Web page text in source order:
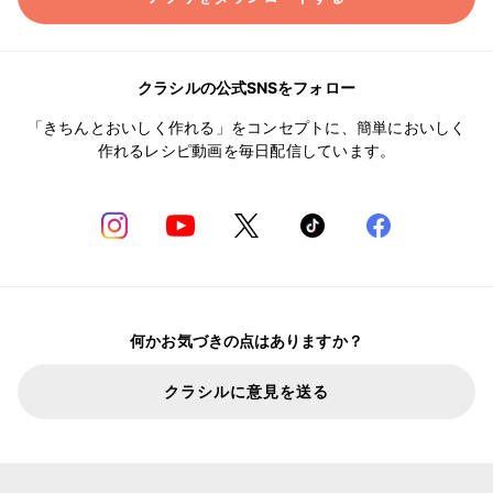
クラシルの公式SNSをフォロー
「きちんとおいしく作れる」をコンセプトに、簡単においしく
作れるレシピ動画を毎日配信しています。
何かお気づきの点はありますか？
クラシルに意見を送る